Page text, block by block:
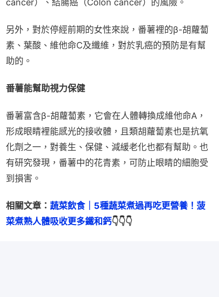
cancer）、結腸癌（Colon cancer）的風險。
另外，對於停經前期的女性來說，番薯裡的β-胡蘿蔔
素、葉酸、維他命C及纖維，對於乳癌的預防是有幫
助的。
番薯能幫助視力保健
番薯富含β-胡蘿蔔素，它會在人體轉換成維他命A，
形成眼睛裡能感光的接收體，且類胡蘿蔔素也是抗氧
化劑之一，對養生、保健、減緩老化也都有幫助。也
有研究發現，番薯中的花青素，可防止眼睛的細胞受
到損害。
相關文章： 蔬菜飲食｜5種蔬菜煮過再吃更營養！菠
菜煮熟人體吸收更多鐵和鈣👇👇👇